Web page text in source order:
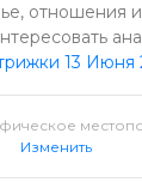
отношения
13 Июня
Изменить